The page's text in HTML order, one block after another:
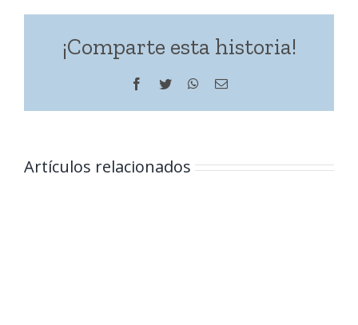
¡Comparte esta historia!
Facebook
Twitter WhatsApp
Correo
Artículos relacionados